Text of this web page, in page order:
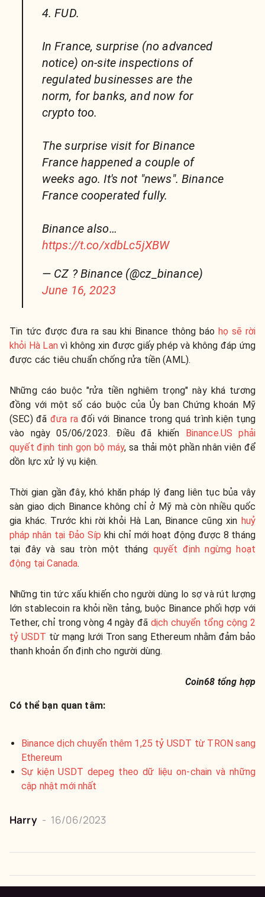
4. FUD.
In France, surprise (no advanced
notice) on-site inspections of
regulated businesses are the
norm, for banks, and now for
crypto too.
The surprise visit for Binance
France happened a couple of
weeks ago. It's not "news". Binance
France cooperated fully.
Binance also…
https://t.co/xdbLc5jXBW
— CZ ? Binance (@cz_binance)
June 16, 2023
Tin tức được đưa ra sau khi Binance thông báo họ sẽ rời
khỏi Hà Lanvì không xin được giấy phép và không đáp ứng
được các tiêu chuẩn chống rửa tiền (AML).
Những cáo buộc "rửa tiền nghiêm trọng" này khá tương
đồng với một số cáo buộc của Ủy ban Chứng khoán Mỹ
(SEC) đã đưa rađối với Binance trong quá trình kiện tụng
vào ngày 05/06/2023. Điều đã khiến Binance.US phải
quyết định tinh gọn bộ máy, sa thải một phần nhân viên để
dồn lực xử lý vụ kiện.
Thời gian gần đây, khó khăn pháp lý đang liên tục bủa vây
sàn giao dịch Binance không chỉ ở Mỹ mà còn nhiều quốc
gia khác. Trước khi rời khỏi Hà Lan, Binance cũng xin huỷ
pháp nhân tại Đảo Síp khi chỉ mới hoạt động được 8 tháng
tại đây và sau tròn một tháng quyết định ngừng hoạt
động tại Canada.
Những tin tức xấu khiến cho người dùng lo sợ và rút lượng
lớn stablecoin ra khỏi nền tảng, buộc Binance phối hợp với
Tether, chỉ trong vòng 4 ngày đã dịch chuyển tổng cộng 2
tỷ USDT từ mạng lưới Tron sang Ethereum nhằm đảm bảo
thanh khoản ổn định cho người dùng.
Coin68 tổng hợp
Có thể bạn quan tâm:
Binance dịch chuyển thêm 1,25 tỷ USDT từ TRON sang
Ethereum
Sự kiện USDT depeg theo dữ liệu on-chain và những
cập nhật mới nhất
Harry - 16/06/2023